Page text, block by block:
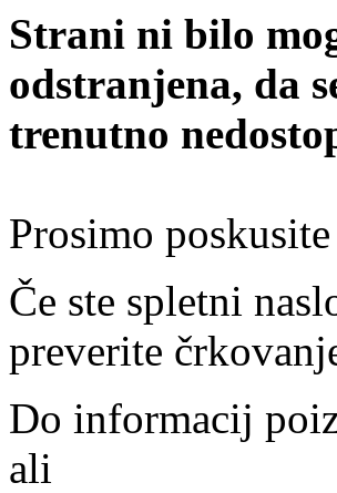
Strani ni bilo
odstranjena, da
trenutno
Prosimo
Če ste spletni
preverite
Do informacij
ali